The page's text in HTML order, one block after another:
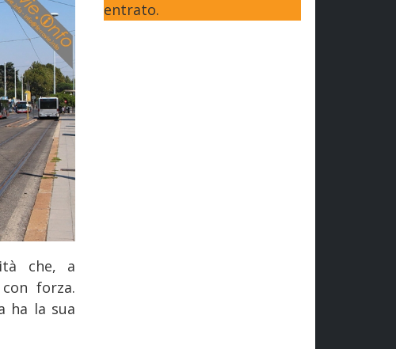
che, a
forza.
ha la sua
entrato.